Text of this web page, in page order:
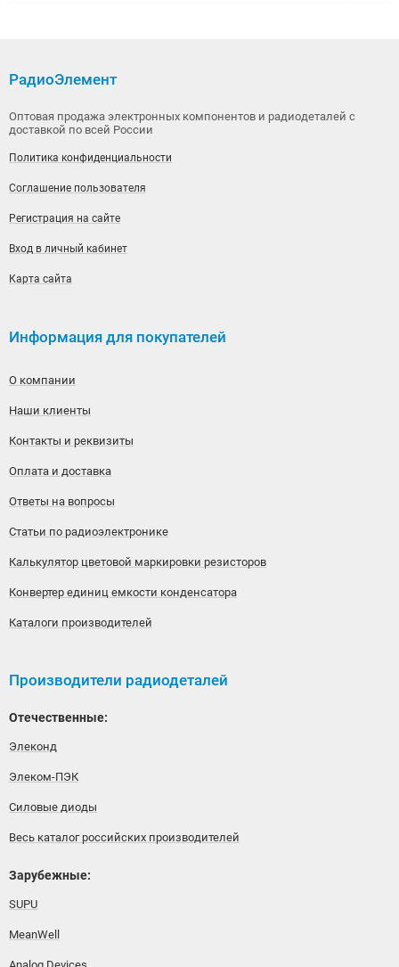
РадиоЭлемент
Оптовая продажа электронных компонентов и радиодеталей с
доставкой по всей России
Политика конфиденциальности
Соглашение пользователя
Регистрация на сайте
Вход в личный кабинет
Карта сайта
Информация для покупателей
О компании
Наши клиенты
Контакты и реквизиты
Оплата и доставка
Ответы на вопросы
Статьи по радиоэлектронике
Калькулятор цветовой маркировки резисторов
Конвертер единиц емкости конденсатора
Каталоги производителей
Производители радиодеталей
Отечественные:
Элеконд
Элеком-ПЭК
Силовые диоды
Весь каталог российских производителей
Зарубежные:
SUPU
MeanWell